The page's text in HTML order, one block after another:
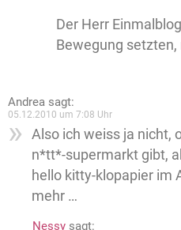
Der Herr
Bewegung
Andrea sagt:
05.12.2010 um 7:08 Uhr
Also ich weiss ja nicht,
n*tt*-supermarkt gibt,
hello kitty-klopapier im
mehr …
Nessy sagt: